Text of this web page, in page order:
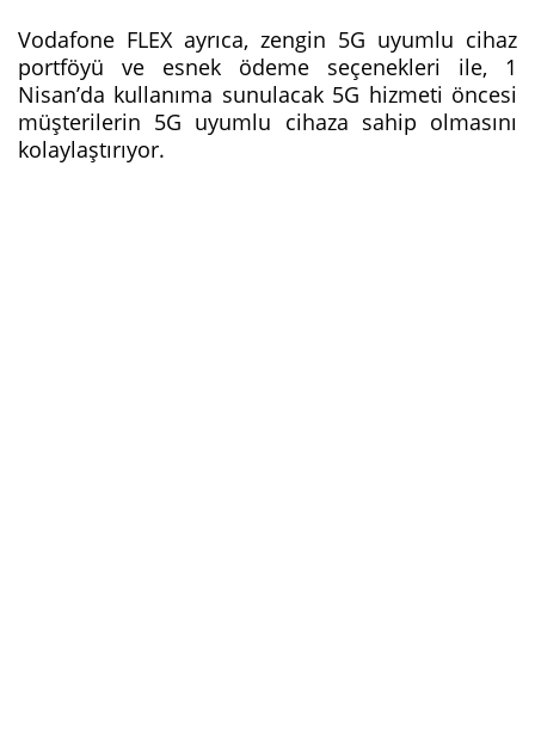
Vodafone FLEX ayrıca, zengin 5G uyumlu cihaz
portföyü ve esnek ödeme seçenekleri ile, 1
Nisan’da kullanıma sunulacak 5G hizmeti öncesi
müşterilerin 5G uyumlu cihaza sahip olmasını
kolaylaştırıyor.